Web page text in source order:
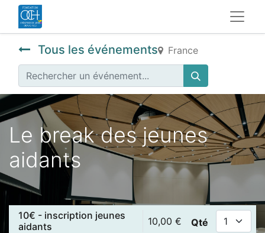
Tous les événements France
Le break des jeunes
aidants
10€ - inscription jeunes
aidants
10,00 € Qté